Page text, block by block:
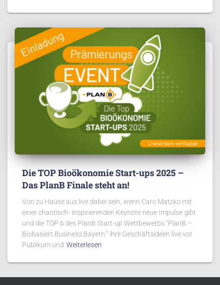
Die TOP Bioökonomie Start-ups 2025 –
Das PlanB Finale steht an!
Von zu Hause aus live dabei sein, wenn Caro Matzko mit
einer chaotisch- inspirierenden Keynote neue Impulse gibt
und die TOP 6 des PlanB Start-up Wettbewerbs “PlanB –
Biobasiert.Business.Bayern.” ihre Geschäftsideen live vor
Publikum und Weiterlesen